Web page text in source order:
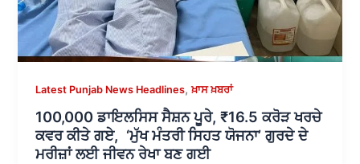
Latest Punjab News Headlines,ਖ਼ਾਸ ਖ਼ਬਰਾਂ
100,000 ਡਾਇਲਸਿਸ ਸੈਸ਼ਨ ਪੂਰੇ, ₹16.5 ਕਰੋੜ ਖਰਚੇ
ਕਵਰ ਕੀਤੇ ਗਏ, ‘ਮੁੱਖ ਮੰਤਰੀ ਸਿਹਤ ਯੋਜਨਾ’ ਗੁਰਦੇ ਦੇ
ਮਰੀਜ਼ਾਂ ਲਈ ਜੀਵਨ ਰੇਖਾ ਬਣ ਗਈ